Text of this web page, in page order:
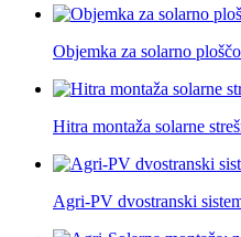
Objemka za solarno
Hitra montaža solarne
Agri-PV dvostranski